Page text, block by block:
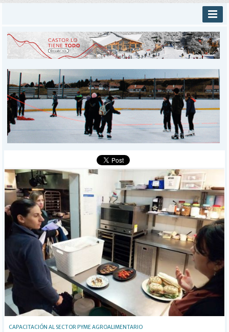
INICIO
PROVINCIALES
DEPORTES
POLICIALES
I-DIARIO
MÁS
BÚSQUEDA
CAPACITACIÓN AL SECTOR PYME AGROALIMENTARIO